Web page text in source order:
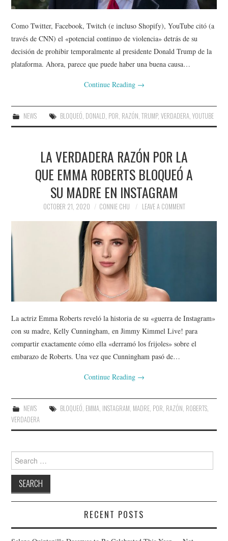
Como Twitter, Facebook, Twitch (e incluso Shopify), YouTube citó (a
través de CNN) el «potencial continuo de violencia» detrás de su
decisión de prohibir temporalmente al presidente Donald Trump de la
plataforma. Ahora, parece que puede haber una buena causa…
Continue Reading →
NEWS BLOQUEÓ, DONALD, POR, RAZÓN, TRUMP, VERDADERA, YOUTUBE
LA VERDADERA RAZÓN POR LA
QUE EMMA ROBERTS BLOQUEÓ A
SU MADRE EN INSTAGRAM
OCTOBER 21, 2020 CONNIE CHU LEAVE A COMMENT
La actriz Emma Roberts reveló la historia de su «guerra de Instagram»
con su madre, Kelly Cunningham, en Jimmy Kimmel Live! para
compartir exactamente cómo ella «derramó los frijoles» sobre el
embarazo de Roberts. Una vez que Cunningham pasó de…
Continue Reading →
NEWS BLOQUEÓ, EMMA, INSTAGRAM, MADRE, POR, RAZÓN, ROBERTS,
VERDADERA
Search
for:
RECENT POSTS